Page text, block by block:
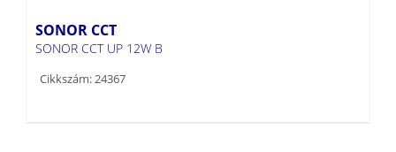
SONOR CCT
SONOR CCT UP 12W B
Cikkszám: 24367